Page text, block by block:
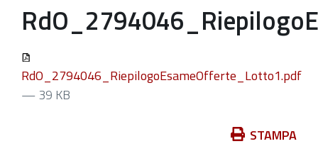
RdO_2794046_RiepilogoEsameOfferte_Lotto1.pdf
— 39 KB
STAMPA